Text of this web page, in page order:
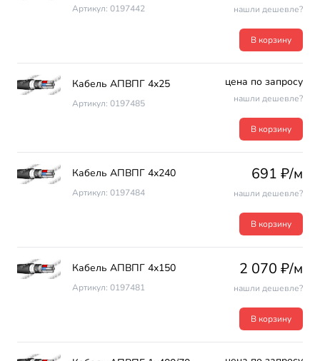
Артикул: 0197442 нашли дешевле?
В корзину
Кабель АПВПГ 4х25
Артикул: 0197485
цена по запросу
нашли дешевле?
В корзину
Кабель АПВПГ 4х240
Артикул: 0197484
691 ₽/м
нашли дешевле?
В корзину
Кабель АПВПГ 4х150
Артикул: 0197481
2 070 ₽/м
нашли дешевле?
В корзину